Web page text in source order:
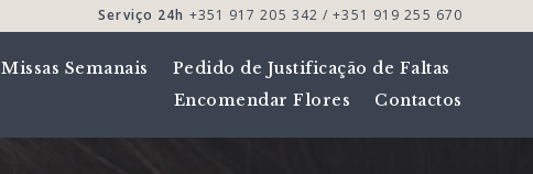
Serviço 24h +351 917 205 342 / +351 919 255 670
Missas Semanais
Pedido de Justificação de Faltas
Encomendar Flores
Contactos